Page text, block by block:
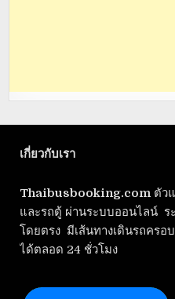
เกี่ยวกับเรา
Thaibusbooking.com ตัว
และรถตู้ ผ่านระบบออนไลน์ ร
โดยตรง มีเส้นทางเดินรถครอ
ได้ตลอด 24 ชั่วโมง